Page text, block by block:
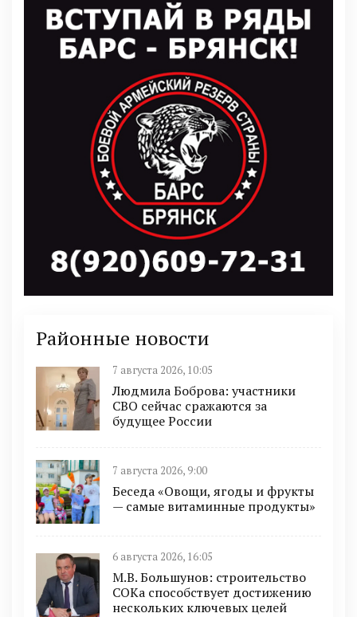
Районные новости
7 августа 2026, 10:05
Людмила Боброва: участники
СВО сейчас сражаются за
будущее России
7 августа 2026, 9:00
Беседа «Овощи, ягоды и фрукты
— самые витаминные продукты»
6 августа 2026, 16:05
М.В. Большунов: строительство
СОКа способствует достижению
нескольких ключевых целей